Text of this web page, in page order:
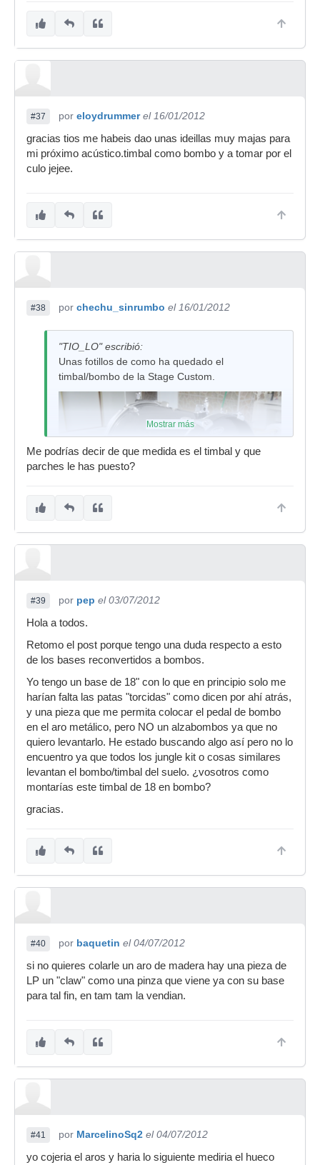
#37 por eloydrummer el 16/01/2012
gracias tios me habeis dao unas ideillas muy majas para
mi próximo acústico.timbal como bombo y a tomar por el
culo jejee.
#38 por chechu_sinrumbo el 16/01/2012
"TIO_LO" escribió:
Unas fotillos de como ha quedado el
timbal/bombo de la Stage Custom.
Mostrar más
Me podrías decir de que medida es el timbal y que
parches le has puesto?
#39 por pep el 03/07/2012
Hola a todos.
Retomo el post porque tengo una duda respecto a esto
de los bases reconvertidos a bombos.
Yo tengo un base de 18" con lo que en principio solo me
harían falta las patas "torcidas" como dicen por ahí atrás,
y una pieza que me permita colocar el pedal de bombo
en el aro metálico, pero NO un alzabombos ya que no
quiero levantarlo. He estado buscando algo así pero no lo
encuentro ya que todos los jungle kit o cosas similares
levantan el bombo/timbal del suelo. ¿vosotros como
montarías este timbal de 18 en bombo?
gracias.
#40 por baquetin el 04/07/2012
si no quieres colarle un aro de madera hay una pieza de
LP un "claw" como una pinza que viene ya con su base
para tal fin, en tam tam la vendian.
#41 por MarcelinoSq2 el 04/07/2012
yo cojeria el aros y haria lo siguiente mediria el hueco